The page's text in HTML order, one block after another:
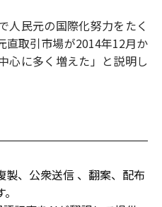
人民元の国際化努力をたく
直取引市場が2014年12月か
心に多く増えた」と説明し
、公衆送信 、翻案、配布